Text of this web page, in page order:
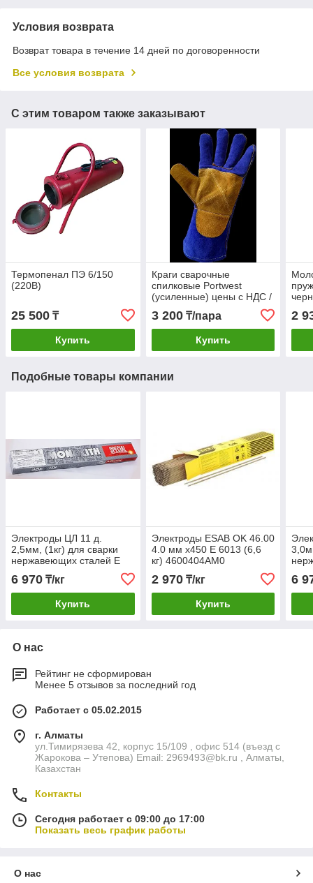
Условия возврата
Возврат товара в течение 14 дней по договоренности
Все условия возврата
С этим товаром также заказывают
Термопенал ПЭ 6/150
(220В)
25 500 ₸
Купить
Краги сварочные
спилковые Portwest
(усиленные) цены с НДС /
3 200₸/пара
Купить
2
Подобные товары компании
Электроды ЦЛ 11 д.
2,5мм, (1кг) для сварки
нержавеющих сталей E
6 970 ₸/кг
Купить
Электроды ESAB OK 46.00
4.0 мм x450 Е 6013 (6,6
кг) 4600404AM0
2 970₸/кг
Купить
6
О нас
Рейтинг не сформирован
Менее 5 отзывов за последний год
Работает с 05.02.2015
г. Алматы
ул.Тимирязева 42, корпус 15/109 , офис 514 (въезд с
Жарокова – Утепова) Email: 2969493@bk.ru , Алматы,
Казахстан
Контакты
Сегодня работает с 09:00 до 17:00
Показать весь график работы
О нас